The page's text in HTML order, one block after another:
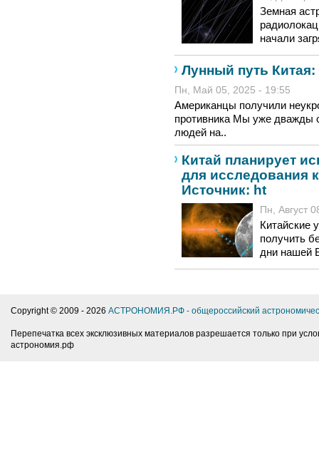
Земная
начали
Лунный путь
Пн, Май 05, 2025 - 19:55
Американцы получили
противника Мы уже дважды
людей на..
Китай планирует
для исследования
Источник: ht
Пн, Август
Китайские
получить
дни нашей
Copyright © 2009 - 2026 АСТРОНОМИЯ.РФ - общероссийский
Перепечатка всех эксклюзивных материалов разрешается только при
астрономия.рф